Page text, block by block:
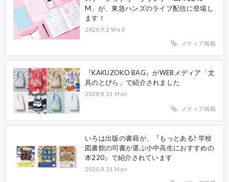
M」が、東急ハンズのライブ配信に登場し
ます！
2020.9.2 Wed
メディア掲載
『KAKUZOKO BAG』がWEBメディア「文
具のとびら」で紹介されました
2020.8.31 Mon
メディア掲載
いろは出版の書籍が、『もっとある! 学校
図書館の司書が選ぶ小中高生におすすめの
本220』で紹介されています
2020.8.31 Mon